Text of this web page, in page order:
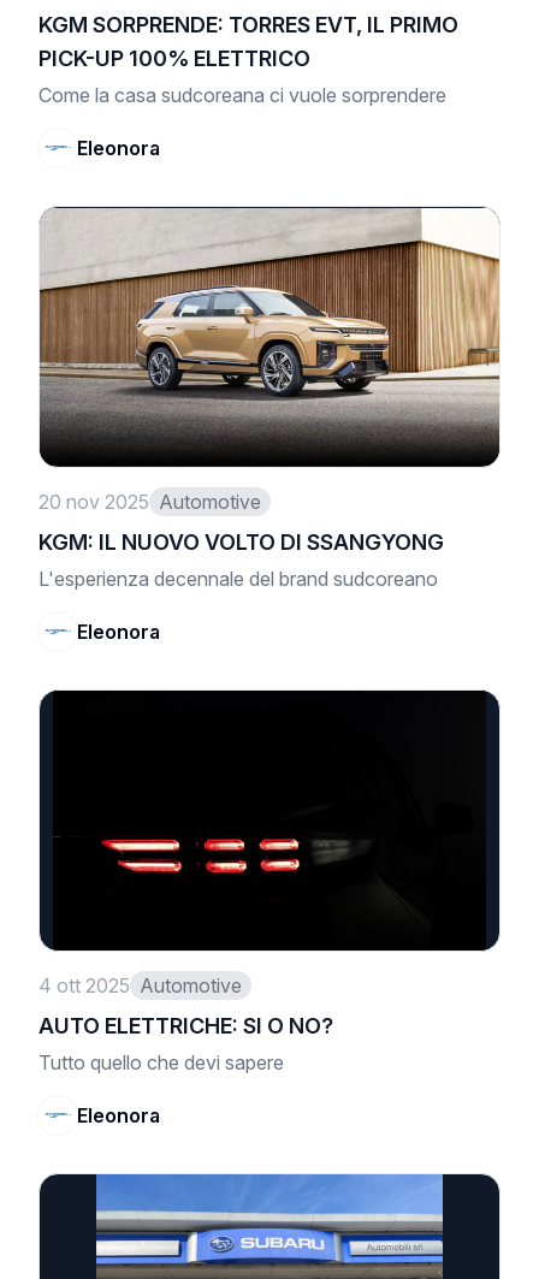
KGM SORPRENDE: TORRES EVT, IL PRIMO
PICK-UP 100% ELETTRICO
Come la casa sudcoreana ci vuole sorprendere
Eleonora
20 nov 2025 Automotive
KGM: IL NUOVO VOLTO DI SSANGYONG
L'esperienza decennale del brand sudcoreano
Eleonora
4 ott 2025 Automotive
AUTO ELETTRICHE: SI O NO?
Tutto quello che devi sapere
Eleonora